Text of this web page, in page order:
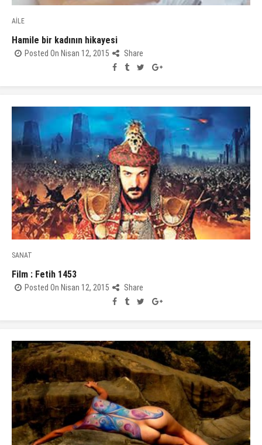
AİLE
Hamile bir kadının hikayesi
Posted On Nisan 12, 2015 Share
SANAT
Film : Fetih 1453
Posted On Nisan 12, 2015 Share